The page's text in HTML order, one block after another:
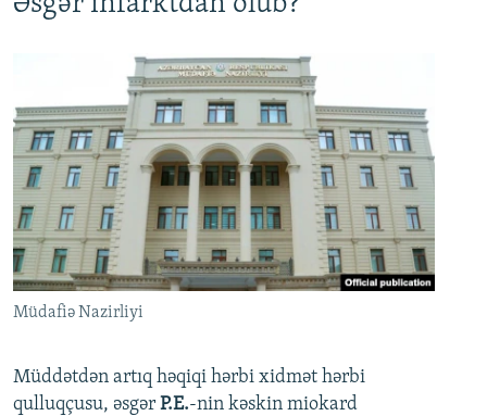
Müdafiə Nazirliyi
Müddətdən artıq həqiqi hərbi xidmət hərbi
qulluqçusu, əsgər P.E.-nin kəskin miokard